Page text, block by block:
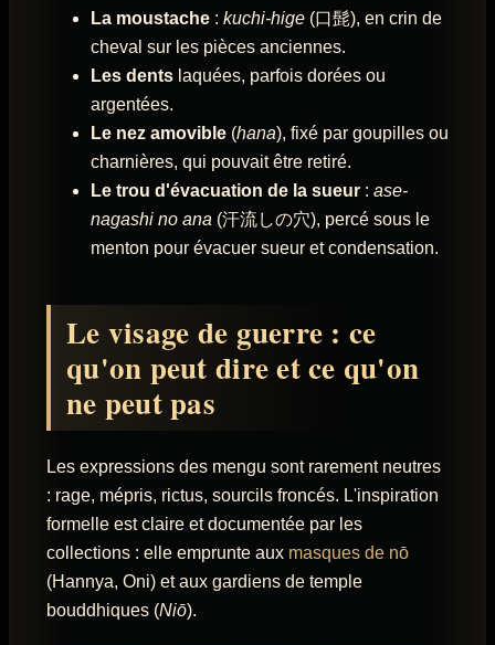
La moustache : kuchi-hige (口髭), en crin de
cheval sur les pièces anciennes.
Les dents laquées, parfois dorées ou
argentées.
Le nez amovible (hana), fixé par goupilles ou
charnières, qui pouvait être retiré.
Le trou d'évacuation de la sueur : ase-
nagashi no ana (汗流しの穴), percé sous le
menton pour évacuer sueur et condensation.
Le visage de guerre : ce
qu'on peut dire et ce qu'on
ne peut pas
Les expressions des mengu sont rarement neutres
: rage, mépris, rictus, sourcils froncés. L'inspiration
formelle est claire et documentée par les
collections : elle emprunte aux masques de nō
(Hannya, Oni) et aux gardiens de temple
bouddhiques (Niō).